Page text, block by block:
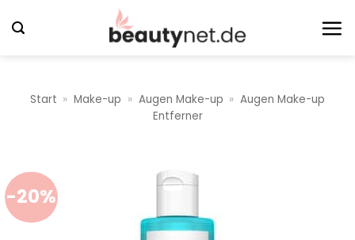
Inhalt
Start » Make-up » Augen Make-up » Augen Make-up
Entferner
-20%